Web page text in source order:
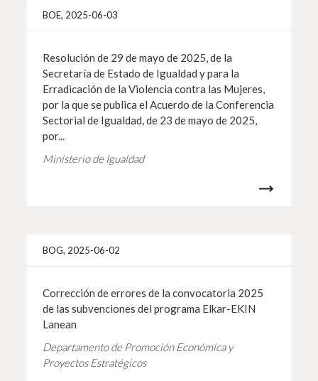
BOE, 2025-06-03
Resolución de 29 de mayo de 2025, de la
Secretaría de Estado de Igualdad y para la
Erradicación de la Violencia contra las Mujeres,
por la que se publica el Acuerdo de la Conferencia
Sectorial de Igualdad, de 23 de mayo de 2025,
por...
Ministerio de Igualdad
BOG, 2025-06-02
Corrección de errores de la convocatoria 2025
de las subvenciones del programa Elkar-EKIN
Lanean
Departamento de Promoción Económica y
Proyectos Estratégicos